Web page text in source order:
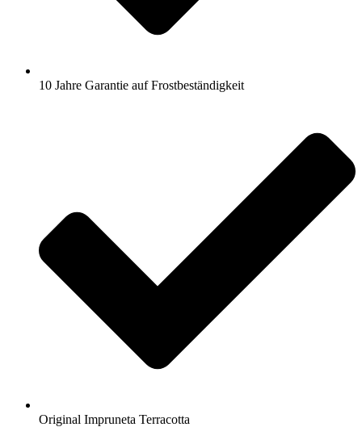
10 Jahre Garantie auf Frostbeständigkeit
Original Impruneta Terracotta